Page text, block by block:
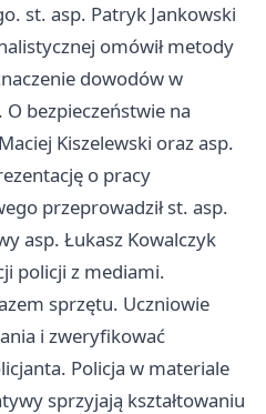
st. asp. Patryk Jankowski
omówił metody
dowodów w
bezpieczeństwie na
Kiszelewski oraz asp.
o pracy
przeprowadził st. asp.
asp. Łukasz Kowalczyk
policji z mediami.
sprzętu. Uczniowie
i zweryfikować
Policja w materiale
sprzyjają kształtowaniu